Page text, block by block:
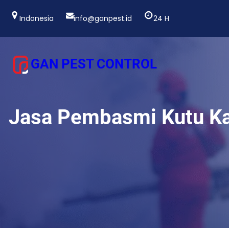
Indonesia info@ganpest.id 24 H
GAN PEST CONTROL
Jasa Pembasmi Kutu